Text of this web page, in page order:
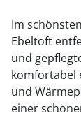
Im
Ebeltoft
und
komfortabel
und
einer